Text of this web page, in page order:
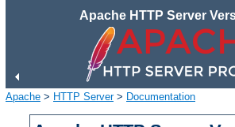
Apache HTTP Server
Apache > HTTP Server> Documentation